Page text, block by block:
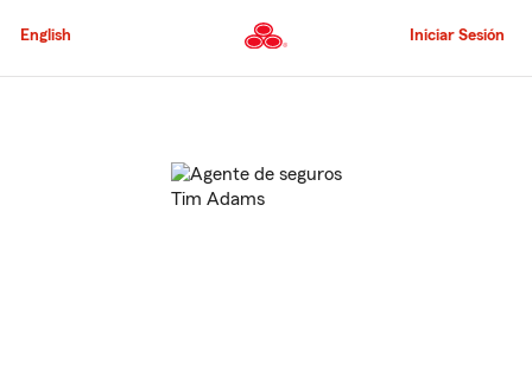
al
principal
English Iniciar Sesión